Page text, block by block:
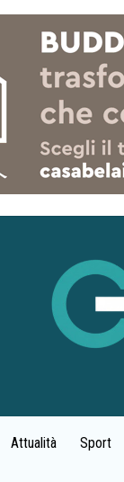
Attualità Sport